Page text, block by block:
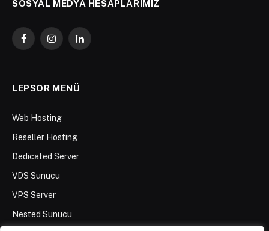
SOSYAL MEDYA HESAPLARIMIZ
FacebookInstagramLinkedIn
LEPSOR MENÜ
Web Hosting
Reseller Hosting
Dedicated Server
VDS Sunucu
VPS Server
Nested Sunucu